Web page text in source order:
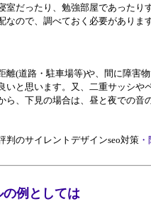
室だったり、勉強部屋であった
なので、調べておく必要があり
離(道路・駐車場等)や、間に障害
いと思います。又、二重サッシ
ら、下見の場合は、昼と夜での
のサイレントデザインseo対策
例としては